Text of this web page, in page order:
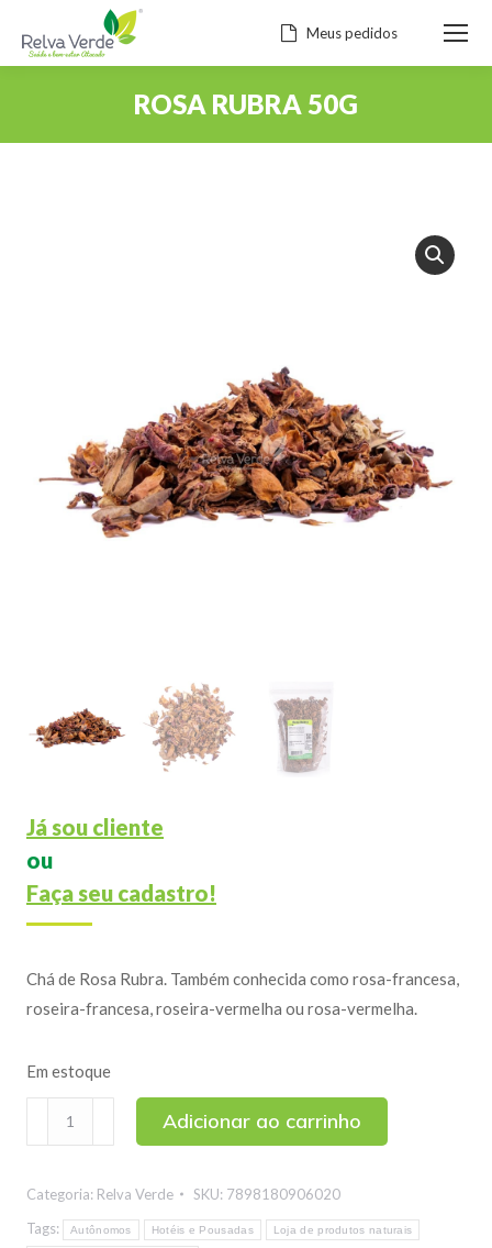
Meus pedidos
ROSA RUBRA 50G
Já sou cliente
ou
Faça seu cadastro!
Chá de Rosa Rubra. Também conhecida como rosa-francesa,
roseira-francesa, roseira-vermelha ou rosa-vermelha.
Em estoque
quantidade
Adicionar ao carrinho
Categoria: Relva Verde SKU: 7898180906020
Tags:
Autônomos Hotéis e Pousadas Loja de produtos naturais